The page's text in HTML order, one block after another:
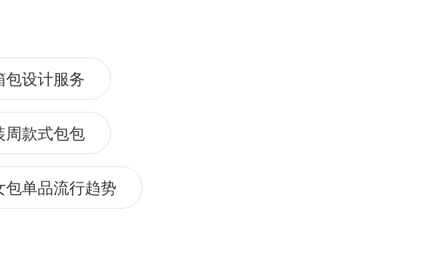
包设计服务
周款式包包
包单品流行趋势